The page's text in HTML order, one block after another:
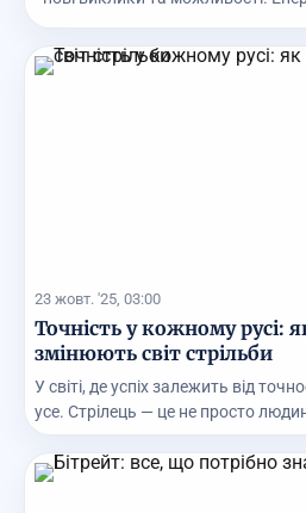
23 жовт. '25, 03:00
Точність у кожному русі:
змінюють світ стрільби
У світі, де успіх залежить від
усе. Стрілець — це не просто